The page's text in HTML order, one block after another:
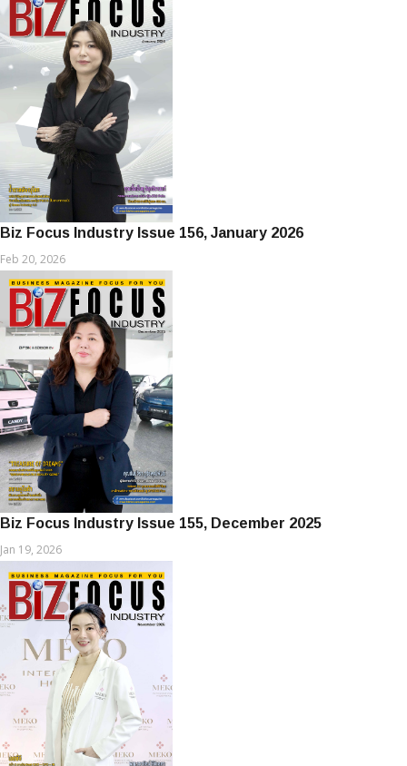
Biz Focus Industry Issue 156, January 2026
Feb 20, 2026
Biz Focus Industry Issue 155, December 2025
Jan 19, 2026